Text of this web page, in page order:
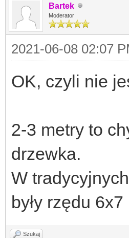
Bartek
Moderator
2021-06-08 02:07
OK, czyli nie
2-3 metry to
drzewka.
W
były rzędu
Szukaj